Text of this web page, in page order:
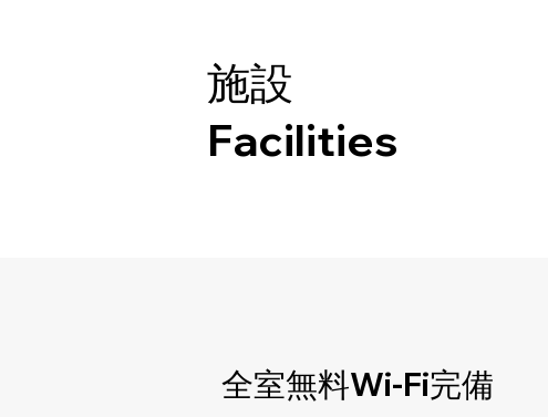
施設
Facilities
​全室無料Wi-Fi完備